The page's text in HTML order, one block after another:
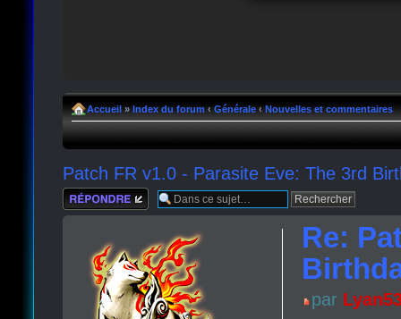
Accueil » Index du forum ‹ Générale ‹ Nouvelles et commentaires
Patch FR v1.0 - Parasite Eve: The 3rd
Répondre
Re:
par